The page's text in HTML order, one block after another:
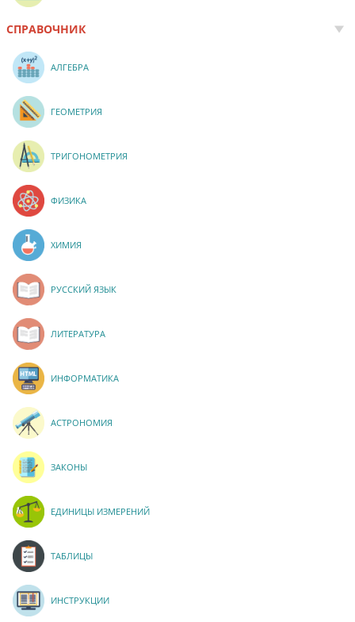
СПРАВОЧНИК
АЛГЕБРА
ГЕОМЕТРИЯ
ТРИГОНОМЕТРИЯ
ФИЗИКА
ХИМИЯ
РУССКИЙ ЯЗЫК
ЛИТЕРАТУРА
ИНФОРМАТИКА
АСТРОНОМИЯ
ЗАКОНЫ
ЕДИНИЦЫ ИЗМЕРЕНИЙ
ТАБЛИЦЫ
ИНСТРУКЦИИ